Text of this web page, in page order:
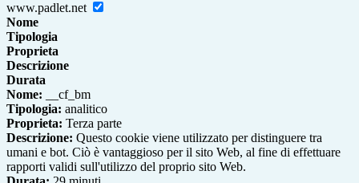
www.padlet.net
Nome
Tipologia
Proprieta
Descrizione
Durata
Nome: __cf_bm
Tipologia: analitico
Proprieta: Terza parte
Descrizione: Questo cookie viene utilizzato per distinguere tra
umani e bot. Ciò è vantaggioso per il sito Web, al fine di effettuare
rapporti validi sull'utilizzo del proprio sito Web.